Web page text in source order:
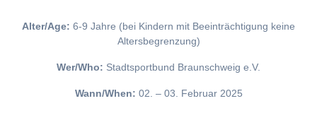
Alter/Age: 6-9 Jahre (bei Kindern mit Beeinträchtigung keine
Altersbegrenzung)
Wer/Who: Stadtsportbund Braunschweig e.V.
Wann/When: 02. – 03. Februar 2025